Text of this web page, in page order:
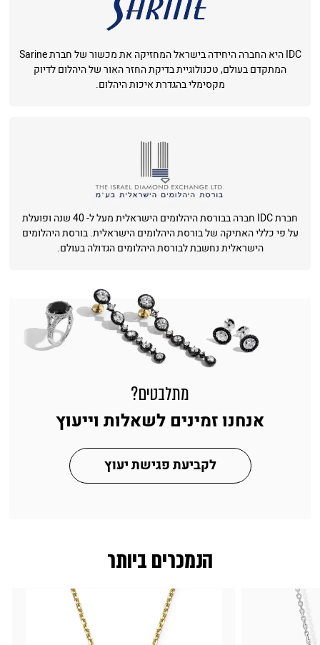
IDC היא החברה היחידה בישראל המחזיקה את מכשור של חברת Sarine
המתקדם בעולם, טכנולוגיית בדיקת החזר האור של היהלום לדיוק
מקסימלי בהגדרת איכות היהלום.
חברת IDC חברה בבורסת היהלומים הישראלית מעל ל- 40 שנה ופועלת
על פי כללי האתיקה של בורסת היהלומים הישראלית. בורסת היהלומים
הישראלית נחשבת לבורסת היהלומים הגדולה בעולם.
הנמכרים ביותר
מתלבטים?
אנחנו זמינים לשאלות וייעוץ
לקביעת פגישת יעוץ